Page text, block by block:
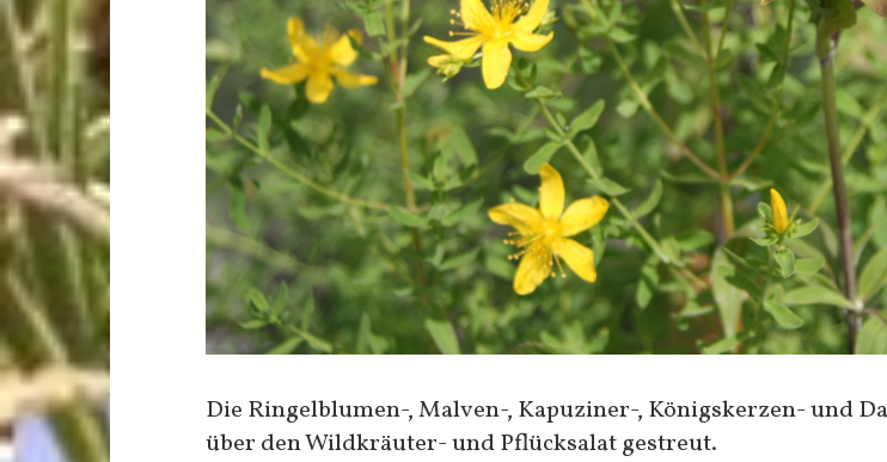
Die Ringelblumen-, Malven-, Kapuziner-, Königskerzen- und
über den Wildkräuter- und Pflücksalat gestreut.